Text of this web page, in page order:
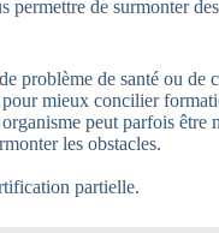
de surmonter
problème de santé ou de
mieux concilier
peut parfois être
les obstacles.
partielle.